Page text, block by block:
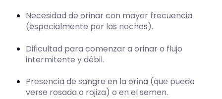
Necesidad de orinar con mayor frecuencia
(especialmente por las noches).
Dificultad para comenzar a orinar o flujo
intermitente y débil.
Presencia de sangre en la orina (que puede
verse rosada o rojiza) o en el semen.